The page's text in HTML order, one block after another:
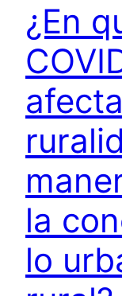
¿En
la
lo